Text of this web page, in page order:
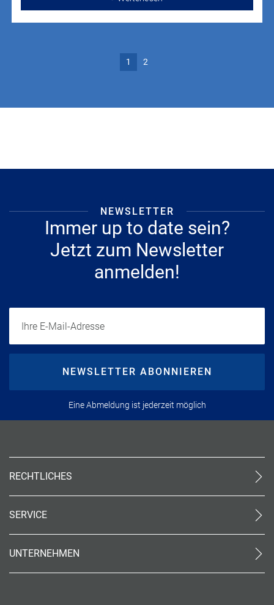
1 2
NEWSLETTER
Immer up to date sein?
Jetzt zum Newsletter
anmelden!
NEWSLETTER ABONNIEREN
Eine Abmeldung ist jederzeit möglich
RECHTLICHES
Impressum
Barrierefreiheit
Cookie-Einstellungen
SERVICE
UNTERNEHMEN